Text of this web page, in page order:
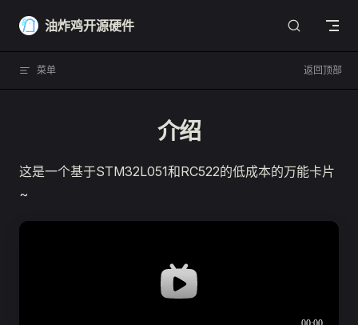
Skip to content
油炸鸡开源硬件
菜单 返回顶部
介绍
这是一个基于STM32L051和RC522的低成本的万能卡片
~